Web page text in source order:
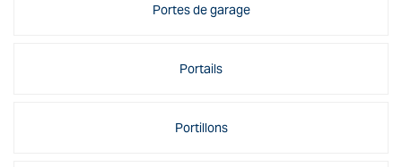
Portes de garage
Portails
Portillons